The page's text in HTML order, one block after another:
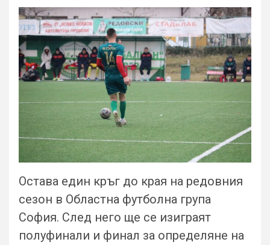
Остава един кръг до края на редовния
сезон в Областна футболна група
София. След него ще се изиграят
полуфинали и финал за определяне на